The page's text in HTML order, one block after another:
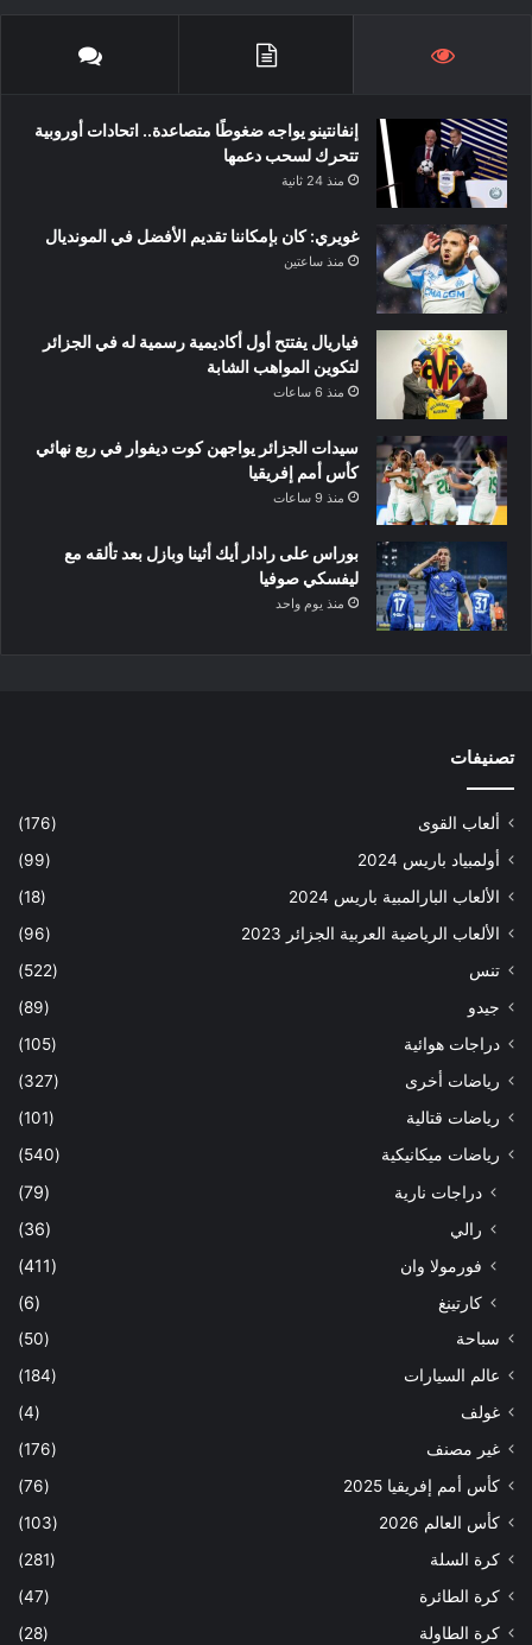
إنفانتينو يواجه ضغوطًا متصاعدة.. اتحادات أوروبية
تتحرك لسحب دعمها
منذ 24 ثانية
غويري: كان بإمكاننا تقديم الأفضل في المونديال
منذ ساعتين
فياريال يفتتح أول أكاديمية رسمية له في الجزائر
لتكوين المواهب الشابة
منذ 6 ساعات
سيدات الجزائر يواجهن كوت ديفوار في ربع نهائي
كأس أمم إفريقيا
منذ 9 ساعات
بوراس على رادار أيك أثينا وبازل بعد تألقه مع
ليفسكي صوفيا
منذ يوم واحد
تصنيفات
ألعاب القوى
(176)
أولمبياد باريس 2024
(99)
الألعاب البارالمبية باريس 2024
(18)
الألعاب الرياضية العربية الجزائر 2023
(96)
تنس
(522)
جيدو
(89)
دراجات هوائية
(105)
رياضات أخرى
(327)
رياضات قتالية
(101)
رياضات ميكانيكية
(540)
دراجات نارية
(79)
رالي
(36)
فورمولا وان
(411)
كارتينغ
(6)
سباحة
(50)
عالم السيارات
(184)
غولف
(4)
غير مصنف
(176)
كأس أمم إفريقيا 2025
(76)
كأس العالم 2026
(103)
كرة السلة
(281)
كرة الطائرة
(47)
كرة الطاولة
(28)